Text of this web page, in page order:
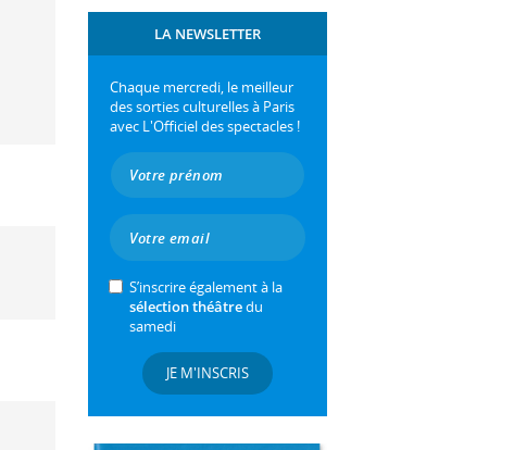
LA NEWSLETTER
Chaque mercredi, le meilleur
des sorties culturelles à Paris
avec L'Officiel des spectacles !
S’inscrire également à la
sélection théâtredu
samedi
JE M'INSCRIS